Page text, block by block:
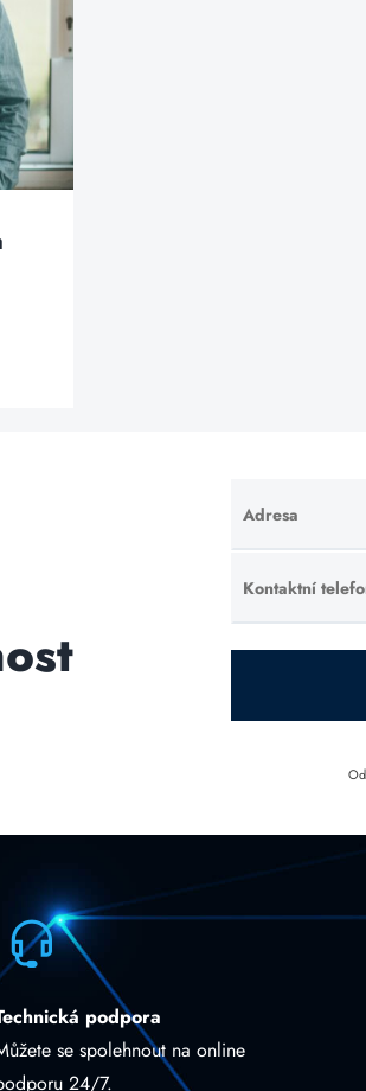
Adresa
Ponechte
toto pole
prázdné.
Kontaktní
Ponechte
toto pole
prázdné.
podpora
se spolehnout na online
24/7.